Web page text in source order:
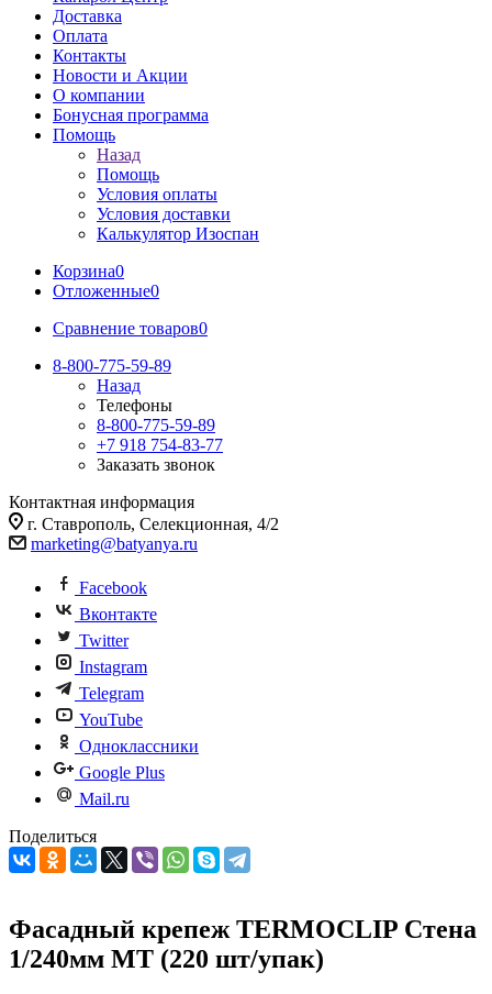
Доставка
Оплата
Контакты
Новости и Акции
О компании
Бонусная программа
Помощь
Назад
Помощь
Условия оплаты
Условия доставки
Калькулятор Изоспан
Корзина0
Отложенные0
Сравнение товаров0
8-800-775-59-89
Назад
Телефоны
8-800-775-59-89
+7 918 754-83-77
Заказать звонок
Контактная информация
г. Ставрополь, Селекционная, 4/2
marketing@batyanya.ru
Facebook
Вконтакте
Twitter
Instagram
Telegram
YouTube
Одноклассники
Google Plus
Mail.ru
Поделиться
Фасадный крепеж TERMOCLIP Стена
1/240мм MT (220 шт/упак)